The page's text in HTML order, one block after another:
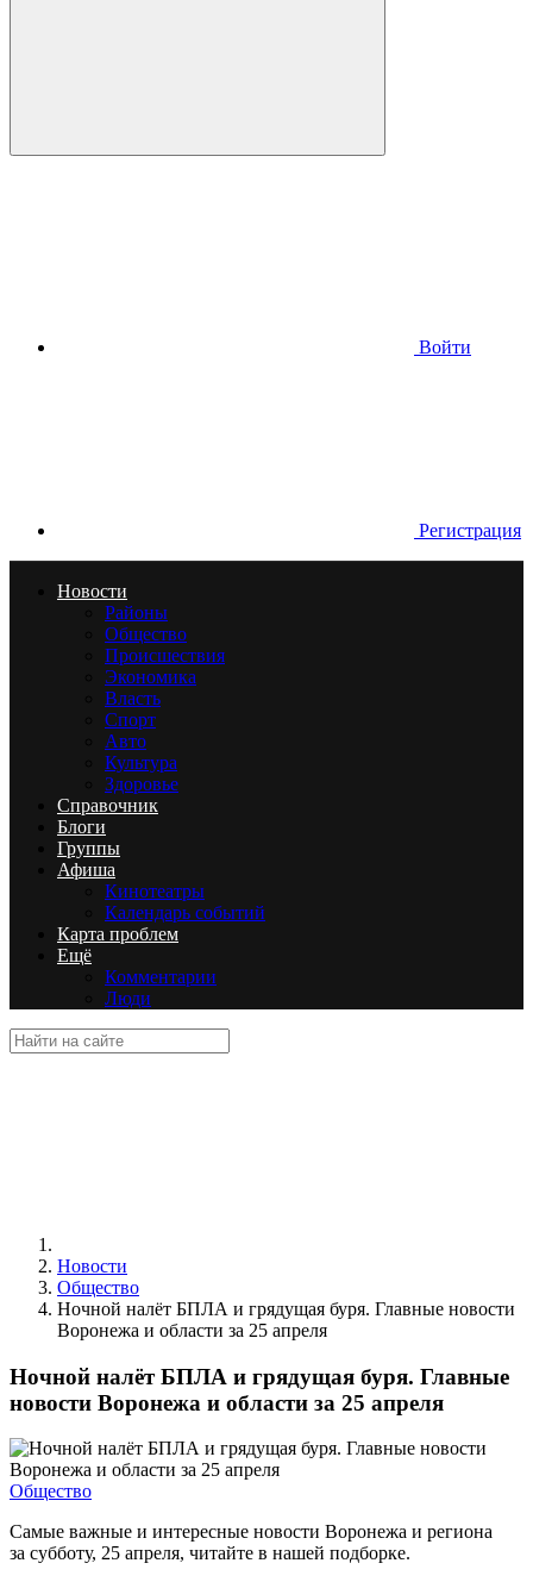
Войти
Регистрация
Новости
Районы
Общество
Происшествия
Экономика
Власть
Спорт
Авто
Культура
Здоровье
Справочник
Блоги
Группы
Афиша
Кинотеатры
Календарь событий
Карта проблем
Ещё
Комментарии
Люди
Новости
Общество
Ночной налёт БПЛА и грядущая буря. Главные новости
Воронежа и области за 25 апреля
Ночной налёт БПЛА и грядущая буря. Главные
новости Воронежа и области за 25 апреля
Общество
Самые важные и интересные новости Воронежа и региона
за субботу, 25 апреля, читайте в нашей подборке.